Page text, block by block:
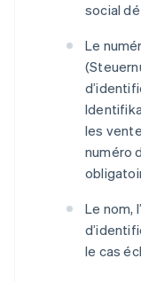
social
Le
(
les
numéro
Le nom,
le cas